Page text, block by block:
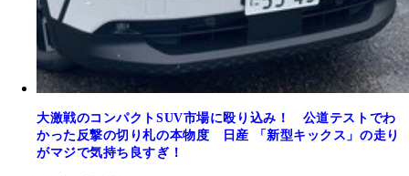
大激戦のコンパクトSUV市場に殴り込み！ 公道テストでわ
かった反撃の切り札の本物度 日産 「新型キックス」の走り
がマジで気持ち良すぎ！